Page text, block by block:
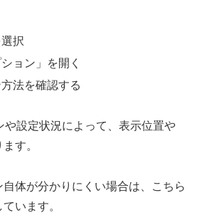
択
ョン」を開く
法を確認する
設定状況によって、表示位置や
す。
体が分かりにくい場合は、こちら
います。